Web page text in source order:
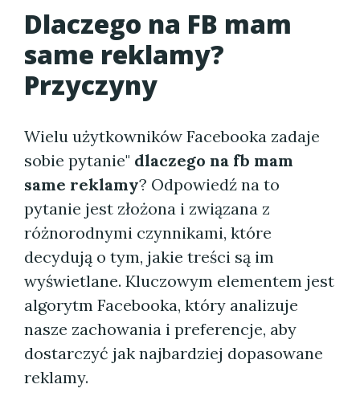
Dlaczego na FB mam
same reklamy?
Przyczyny
Wielu użytkowników Facebooka zadaje
sobie pytanie" dlaczego na fb mam
same reklamy? Odpowiedź na to
pytanie jest złożona i związana z
różnorodnymi czynnikami, które
decydują o tym, jakie treści są im
wyświetlane. Kluczowym elementem jest
algorytm Facebooka, który analizuje
nasze zachowania i preferencje, aby
dostarczyć jak najbardziej dopasowane
reklamy.